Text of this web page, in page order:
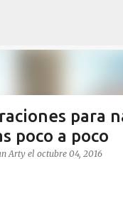
para
poco a poco
Arty el octubre 04, 2016